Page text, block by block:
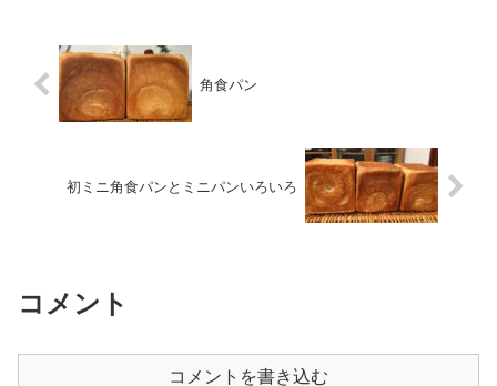
角食パン
初ミニ角食パンとミニパンいろいろ
コメント
コメントを書き込む